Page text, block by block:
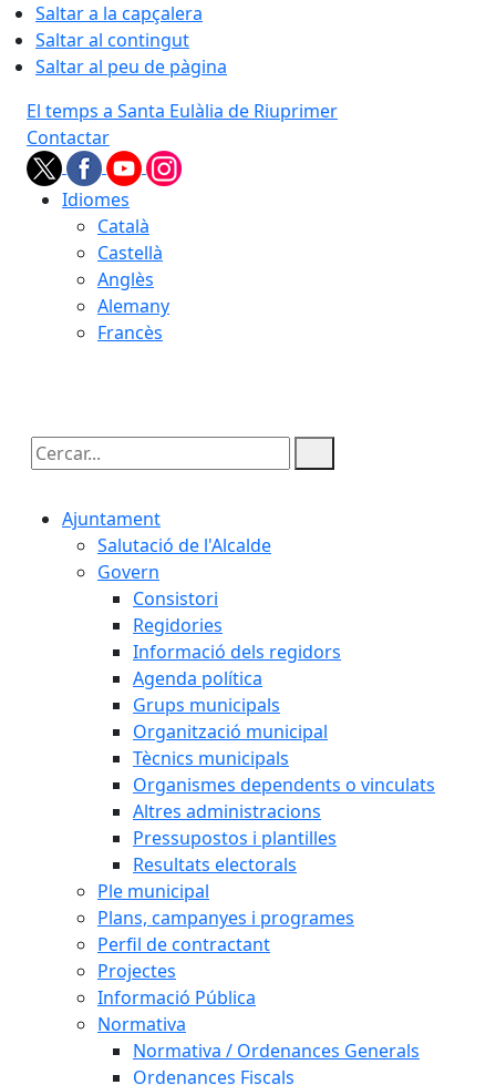
Saltar a la capçalera
Saltar al contingut
Saltar al peu de pàgina
El temps a Santa Eulàlia de Riuprimer
Contactar
Idiomes
Català
Castellà
Anglès
Alemany
Francès
Cercar:
Ajuntament
Salutació de l'Alcalde
Govern
Consistori
Regidories
Informació dels regidors
Agenda política
Grups municipals
Organització municipal
Tècnics municipals
Organismes dependents o vinculats
Altres administracions
Pressupostos i plantilles
Resultats electorals
Ple municipal
Plans, campanyes i programes
Perfil de contractant
Projectes
Informació Pública
Normativa
Normativa / Ordenances Generals
Ordenances Fiscals